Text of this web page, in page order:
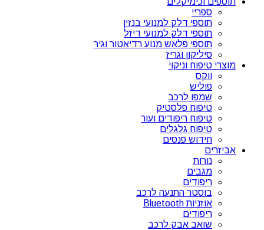
ספריי
תוספי דלק למנועי בנזין
תוספי דלק למנועי דיזל
תוספי פלאש מנוע רדיאטור וגיר
סיליקון וגריז
מוצרי טיפוח וניקוי
ווקס
פוליש
שמפו לרכב
טיפוח פלסטיק
טיפוח ריפודים ועור
טיפוח גלגלים
חידוש פנסים
אביזרים
נורות
מגבים
ריפודים
בוסטר התנעה לרכב
אוזניות Bluetooth
ריפודים
שואב אבק לרכב